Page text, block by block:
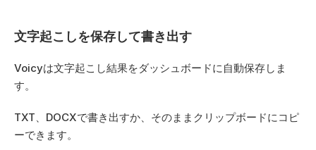
文字起こしを保存して書き出す
Voicyは文字起こし結果をダッシュボードに自動保存しま
す。
TXT、DOCXで書き出すか、そのままクリップボードにコピ
ーできます。